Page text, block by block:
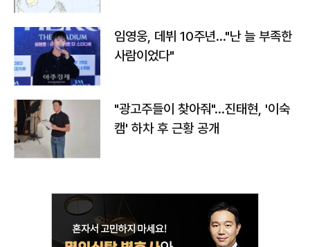
임영웅, 데뷔 10주년…"난 늘 부족한
사람이었다"
"광고주들이 찾아줘"…진태현, '이숙
캠' 하차 후 근황 공개